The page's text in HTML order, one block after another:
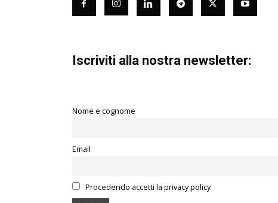
Iscriviti alla nostra newsletter:
Nome e cognome
Email
Procedendo accetti la privacy policy